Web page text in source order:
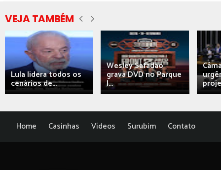
VEJA TAMBÉM
Lula lidera todos os
cenários de...
Wesley Safadão
grava DVD no Parque
J...
Home Casinhas Vídeos Surubim Contato